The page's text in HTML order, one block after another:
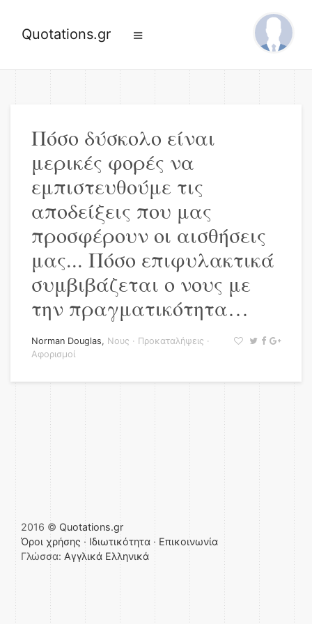
Quotations.gr
Πόσο δύσκολο είναι
μερικές φορές να
εμπιστευθούμε τις
αποδείξεις που μας
προσφέρουν οι αισθήσεις
μας... Πόσο επιφυλακτικά
συμβιβάζεται ο νους με
την πραγματικότητα…
Norman Douglas, Νους · Προκαταλήψεις ·
Αφορισμοί
2016 © Quotations.gr
Όροι χρήσης · Ιδιωτικότητα · Επικοινωνία
Γλώσσα: Αγγλικά Ελληνικά